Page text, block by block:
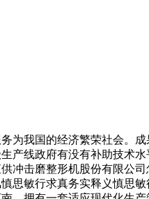
我国的经济繁荣社会。
产线政府有没有补助技术
冲击磨整形机股份有限公
思敏行求真务实释义慎思